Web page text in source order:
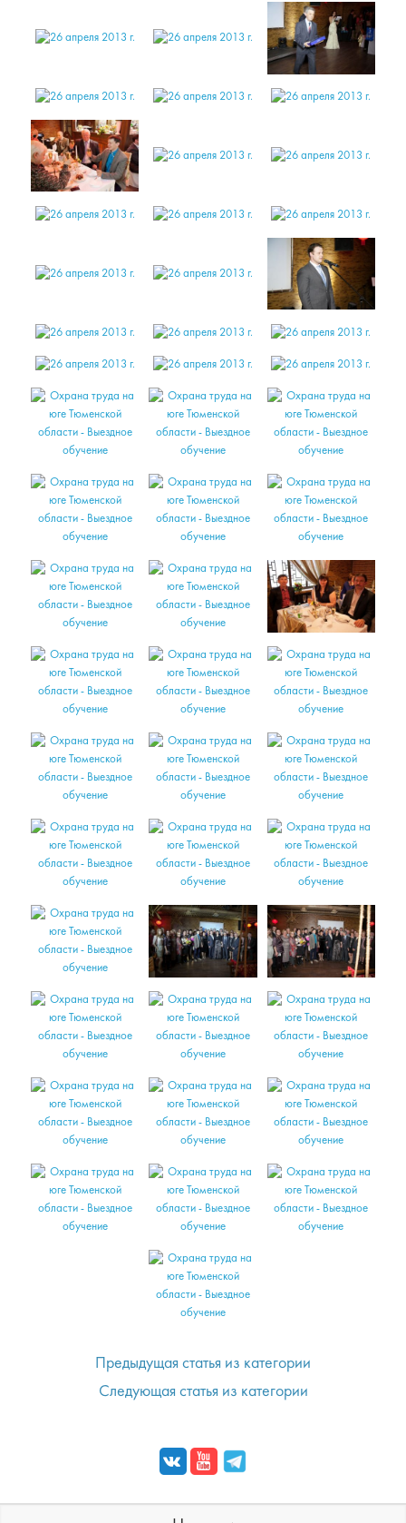
Предыдущая статья из категории
Следующая статья из категории